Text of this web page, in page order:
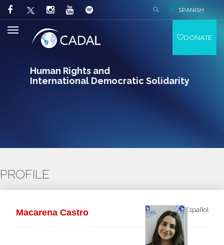
Human Rights and
International Democratic Solidarity
SPANISH
DONATE
PROFILE
Español
Macarena Castro